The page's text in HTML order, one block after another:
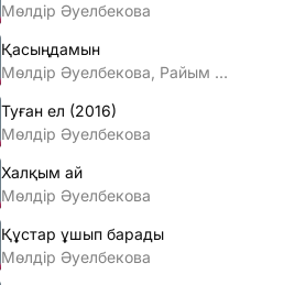
Мөлдір Әуелбекова
Қасыңдамын
Мөлдір Әуелбекова, Райым Уайыс
Туған ел (2016)
Мөлдір Әуелбекова
Халқым ай
Мөлдір Әуелбекова
Құстар ұшып барады
Мөлдір Әуелбекова